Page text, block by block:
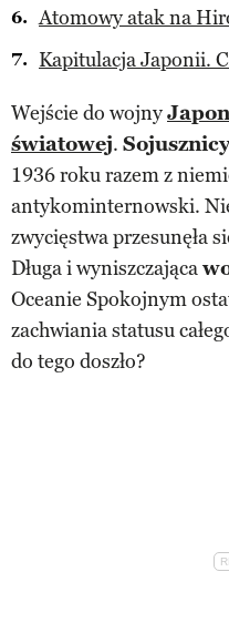
Atomowy atak na
Kapitulacja Japonii.
Wejście do wojny
światowej.
1936 roku razem z
antykominternowski.
zwycięstwa przesunęła
Długa i wyniszczająca
Oceanie Spokojnym
zachwiania statusu
do tego doszło?